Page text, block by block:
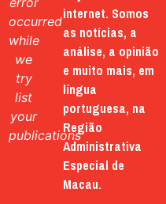
occurred
while
we
try
list
your
publications
internet. Somos
as notícias, a
análise, a opinião
e muito mais, em
língua
portuguesa, na
Região
Administrativa
Especial de
Macau.